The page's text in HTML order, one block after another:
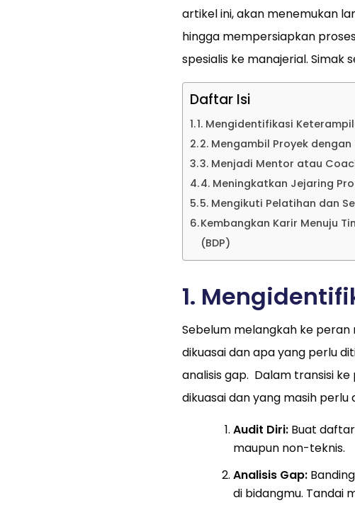
artikel ini, akan menemukan
hingga mempersiapkan
spesialis ke manajerial. Simak
Daftar Isi
1. Mengidentifikasi
2. Mengambil Proyek
3. Menjadi Mentor atau
4. Meningkatkan Jejaring
5. Mengikuti Pelatihan dan
Kembangkan Karir Menuju
(BDP)
1.
Sebelum melangkah ke peran
dikuasai dan apa yang perlu
analisis gap. Dalam transisi
dikuasai dan yang masih
Audit Diri: Buat
maupun non-teknis.
Analisis Gap:
di bidangmu. Tandai